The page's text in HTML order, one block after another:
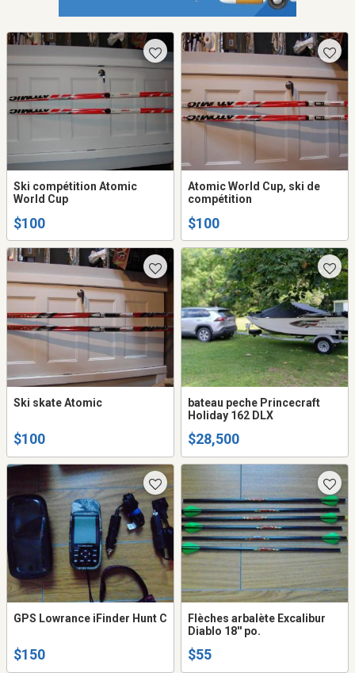
Ski compétition Atomic
World Cup
$100
Atomic World Cup, ski de
compétition
$100
Ski skate Atomic
$100
bateau peche Princecraft
Holiday 162 DLX
$28,500
GPS Lowrance iFinder Hunt C
$150
Flèches arbalète Excalibur
Diablo 18'' po.
$55